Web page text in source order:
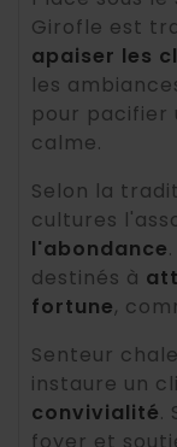
Girofle est
apaiser les
les
pour pacifier
calme.
Selon la
cultures
l'abondance
destinés à
fortune,
Senteur
instaure un
convivialité.